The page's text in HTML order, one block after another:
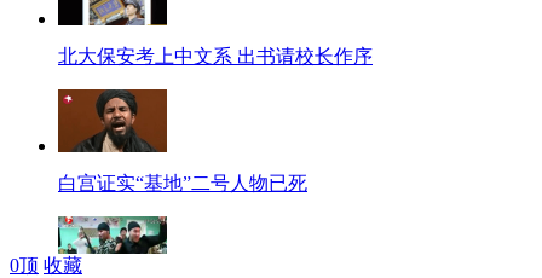
北大保安考上中文系 出书请校长作序
白宫证实“基地”二号人物已死
0顶 收藏